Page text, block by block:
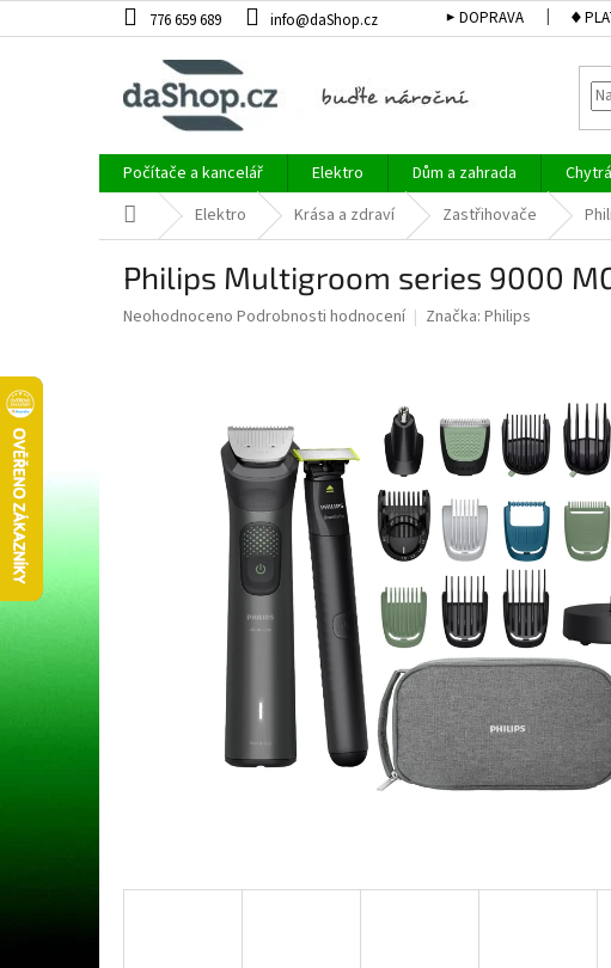
na
776 659 689 info@daShop.cz ▶ DOPRAVA ♦
Počítače a kancelář Elektro Dům a zahrada
Domů Elektro Krása a zdraví Zastřihovače
Philips Multigroom series 9000
Průměrné
Neohodnoceno Podrobnosti hodnocení Značka: Philips